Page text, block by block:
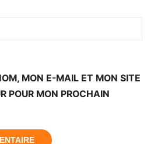
MON E-MAIL ET MON SITE
POUR MON PROCHAIN